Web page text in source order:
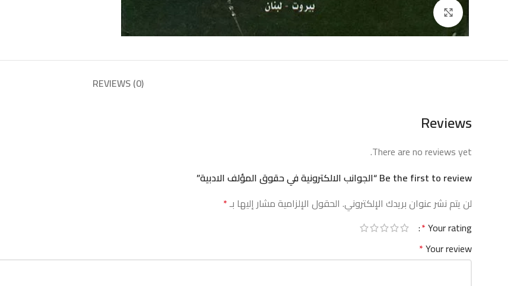
REVIEWS (0)
Reviews
There are no reviews yet.
Be the first to review “الجوانب الالكترونية في حقوق المؤلف الادبية”
لن يتم نشر عنوان بريدك الإلكتروني. الحقول الإلزامية مشار إليها بـ*
Your rating
*
Your review
*